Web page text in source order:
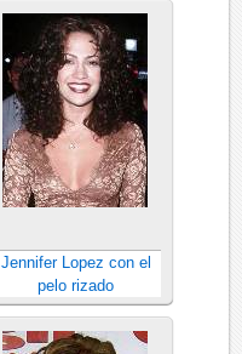
Jennifer Lopez con el
pelo rizado